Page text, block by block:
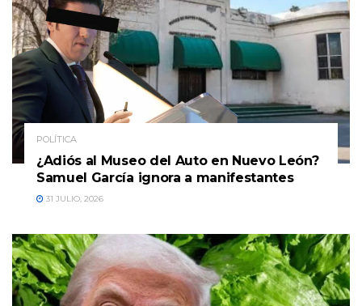
POLÍTICA
¿Adiós al Museo del Auto en Nuevo León?
Samuel García ignora a manifestantes
31 JULIO, 2026